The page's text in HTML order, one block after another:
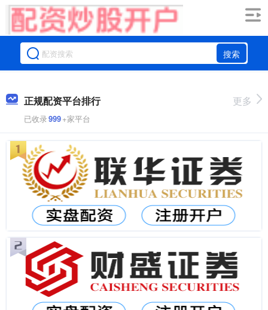
搜索
正规配资平台排行
已收录999+家平台
更多